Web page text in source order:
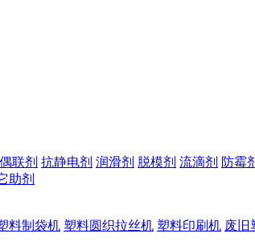
偶联剂 抗静电剂 润滑剂 脱模剂 流滴剂 防霉
助剂
料制袋机 塑料圆织拉丝机 塑料印刷机 废旧